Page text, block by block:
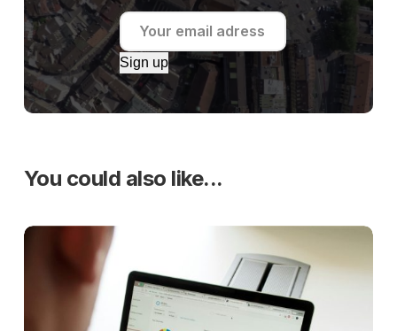
Sign up
You could also like...